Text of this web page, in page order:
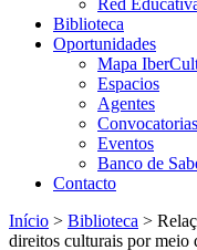
Red
Biblioteca
Oportunidades
Mapa
Espacios
Agentes
Convocatorias
Eventos
Banco de
Contacto
Início > Biblioteca >
direitos culturais por meio